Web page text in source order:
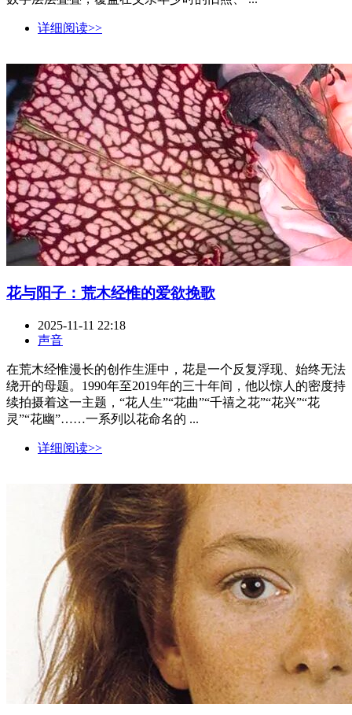
详细阅读>>
花与阳子：荒木经惟的爱欲挽歌
2025-11-11 22:18
声音
在荒木经惟漫长的创作生涯中，花是一个反复浮现、始终无法
绕开的母题。1990年至2019年的三十年间，他以惊人的密度持
续拍摄着这一主题，“花人生”“花曲”“千禧之花”“花兴”“花
灵”“花幽”……一系列以花命名的 ...
详细阅读>>